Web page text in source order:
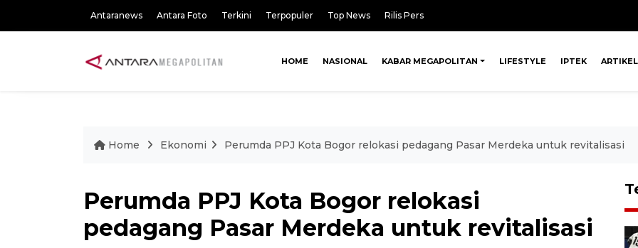
Antaranews Antara Foto Terkini Terpopuler Top News Rilis Pers
HOME NASIONAL KABAR MEGAPOLITAN LIFESTYLE IPTEK ARTIKEL
Home Ekonomi Perumda PPJ Kota Bogor relokasi pedagang Pasar Merdeka untuk revitalisasi
Perumda PPJ Kota Bogor relokasi
pedagang Pasar Merdeka untuk revitalisasi